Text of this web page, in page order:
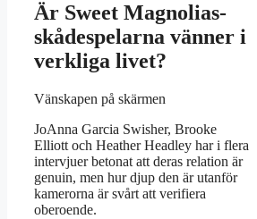
Är Sweet Magnolias-
skådespelarna vänner i
verkliga livet?
Vänskapen på skärmen
JoAnna Garcia Swisher, Brooke
Elliott och Heather Headley har i flera
intervjuer betonat att deras relation är
genuin, men hur djup den är utanför
kamerorna är svårt att verifiera
oberoende.